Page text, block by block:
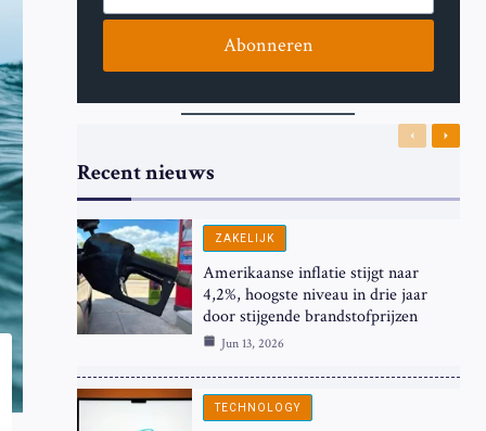
Abonneren
Recent nieuws
Previous
Next
ZAKELIJK
Amerikaanse inflatie stijgt naar
4,2%, hoogste niveau in drie jaar
door stijgende brandstofprijzen
Jun 13, 2026
TECHNOLOGY